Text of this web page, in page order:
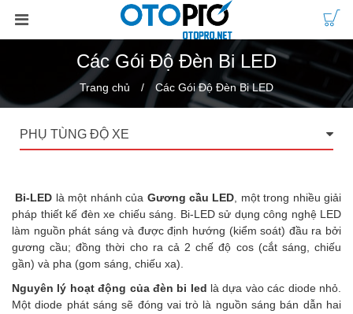
Các Gói Độ Đèn Bi LED
Trang chủ Các Gói Độ Đèn Bi LED
PHỤ TÙNG ĐỘ XE
Bi-LED là một nhánh của Gương cầu LED , một trong nhiều giải
pháp thiết kế đèn xe chiếu sáng. Bi-LED sử dụng công nghệ LED
làm nguồn phát sáng và được định hướng (kiểm soát) đầu ra bởi
gương cầu; đồng thời cho ra cả 2 chế độ cos (cắt sáng, chiếu
gần) và pha (gom sáng, chiếu xa).
Nguyên lý hoạt động của đèn bi led là dựa vào các diode nhỏ.
Một diode phát sáng sẽ đóng vai trò là nguồn sáng bán dẫn hai